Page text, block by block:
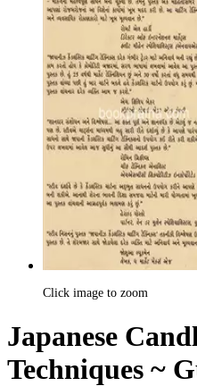
Click image to zoom
Japanese
Techniques ~